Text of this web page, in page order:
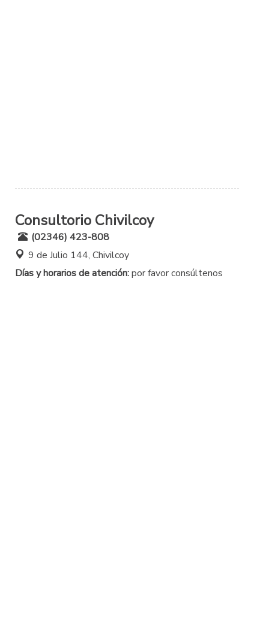
Consultorio Chivilcoy
(02346) 423-808
9 de Julio 144, Chivilcoy
Días y horarios de atención:por favor consúltenos